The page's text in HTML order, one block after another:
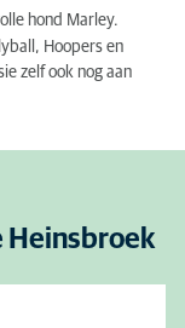
hond Marley.
Hoopers en
zelf ook nog aan
Heinsbroek